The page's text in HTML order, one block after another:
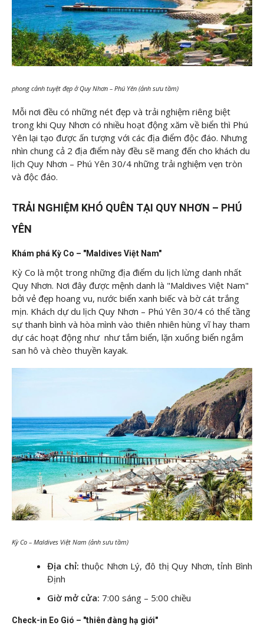
phong cảnh tuyệt đẹp ở Quy Nhơn – Phú Yên (ảnh sưu tầm)
Mỗi nơi đều có những nét đẹp và trải nghiệm riêng biệt
trong khi Quy Nhơn có nhiều hoạt động xăm về biển thì Phú
Yên lại tạo được ấn tượng với các địa điểm độc đáo. Nhưng
nhìn chung cả 2 địa điểm này đều sẽ mang đến cho khách du
lịch Quy Nhơn – Phú Yên 30/4 những trải nghiệm vẹn tròn
và độc đáo.
TRẢI NGHIỆM KHÓ QUÊN TẠI QUY NHƠN – PHÚ
YÊN
Khám phá Kỳ Co – "Maldives Việt Nam"
Kỳ Co là một trong những địa điểm du lịch lừng danh nhất
Quy Nhơn. Nơi đây được mệnh danh là "Maldives Việt Nam"
bởi vẻ đẹp hoang vu, nước biển xanh biếc và bờ cát trắng
mịn. Khách dự du lịch Quy Nhơn – Phú Yên 30/4 có thể tầng
sự thanh bình và hòa mình vào thiên nhiên hùng vĩ hay tham
dự các hoạt động như như tắm biển, lặn xuống biển ngắm
san hô và chèo thuyền kayak.
Kỳ Co – Maldives Việt Nam (ảnh sưu tầm)
Địa chỉ: thuộc Nhơn Lý, đô thị Quy Nhơn, tỉnh Bình
Định
Giờ mở cửa: 7:00 sáng – 5:00 chiều
Check-in Eo Gió – "thiên đàng hạ giới"